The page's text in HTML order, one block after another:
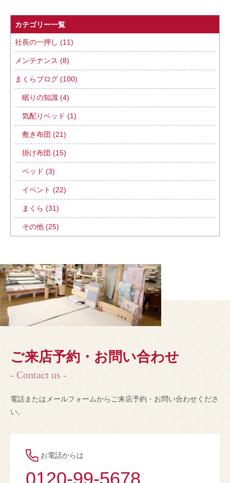
カテゴリー一覧
社長の一押し (11)
メンテナンス (8)
まくらブログ (100)
眠りの知識 (4)
気配りベッド (1)
敷き布団 (21)
掛け布団 (15)
ベッド (3)
イベント (22)
まくら (31)
その他 (25)
ご来店予約・お問い合わせ
- Contact us -
電話またはメールフォームからご来店予約・お問い合わせくださ
い。
お電話からは
0120-99-5678